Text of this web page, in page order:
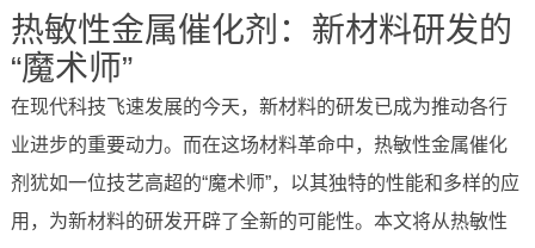
热敏性金属催化剂：新材料研发的
“魔术师”
在现代科技飞速发展的今天，新材料的研发已成为推动各行
业进步的重要动力。而在这场材料革命中，热敏性金属催化
剂犹如一位技艺高超的“魔术师”，以其独特的性能和多样的应
用，为新材料的研发开辟了全新的可能性。本文将从热敏性